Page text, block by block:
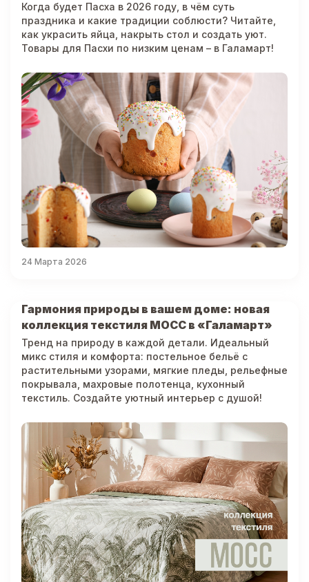
24 Марта 2026
Когда будет Пасха в 2026 году, в чём суть
праздника и какие традиции соблюсти? Читайте,
как украсить яйца, накрыть стол и создать уют.
Товары для Пасхи по низким ценам – в Галамарт!
Гармония природы в вашем доме: новая
коллекция текстиля МОСС в «Галамарт»
Тренд на природу в каждой детали. Идеальный
микс стиля и комфорта: постельное бельё с
растительными узорами, мягкие пледы, рельефные
покрывала, махровые полотенца, кухонный
текстиль. Создайте уютный интерьер с душой!